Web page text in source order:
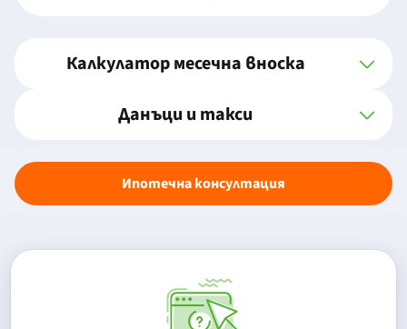
Калкулатор месечна вноска
Данъци и такси
Ипотечна консултация